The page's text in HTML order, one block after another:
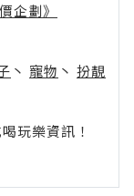
企劃》
丶 寵物 丶 扮靚
玩樂資訊！